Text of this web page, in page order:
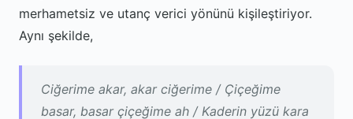
merhametsiz ve utanç verici yönünü kişileştiriyor.
Aynı şekilde,
Ciğerime akar, akar ciğerime / Çiçeğime
basar, basar çiçeğime ah / Kaderin yüzü kara